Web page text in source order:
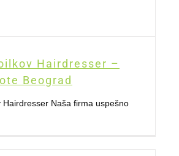
Hairdresser –
Beograd
Hairdresser Naša firma uspešno